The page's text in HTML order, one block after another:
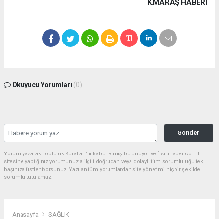
K.MARAŞ HABERİ
Okuyucu Yorumları (0)
Gönder
Yorum yazarak Topluluk Kuralları’nı kabul etmiş bulunuyor ve fisiltihaber.com.tr
sitesine yaptığınız yorumunuzla ilgili doğrudan veya dolaylı tüm sorumluluğu tek
başınıza üstleniyorsunuz. Yazılan tüm yorumlardan site yönetimi hiçbir şekilde
sorumlu tutulamaz.
Anasayfa SAĞLIK